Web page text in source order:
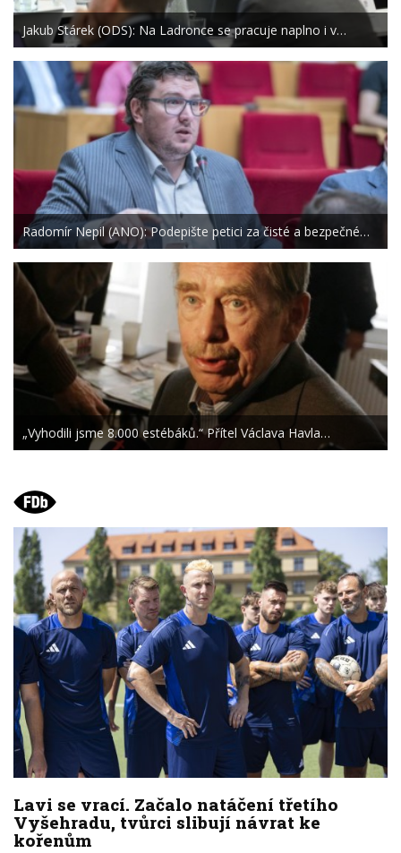
Jakub Stárek (ODS): Na Ladronce se pracuje naplno i v…
Radomír Nepil (ANO): Podepište petici za čisté a bezpečné…
„Vyhodili jsme 8.000 estébáků.“ Přítel Václava Havla…
Lavi se vrací. Začalo natáčení třetího
Vyšehradu, tvůrci slibují návrat ke
kořenům